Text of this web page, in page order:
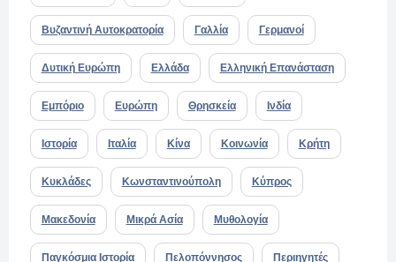
Βυζαντινή Αυτοκρατορία Γαλλία Γερμανοί
Δυτική Ευρώπη Ελλάδα Ελληνική Επανάσταση
Εμπόριο Ευρώπη Θρησκεία Ινδία
Ιστορία Ιταλία Κίνα Κοινωνία Κρήτη
Κυκλάδες Κωνσταντινούπολη Κύπρος
Μακεδονία Μικρά Ασία Μυθολογία
Παγκόσμια Ιστορία Πελοπόννησος Περιηγητές